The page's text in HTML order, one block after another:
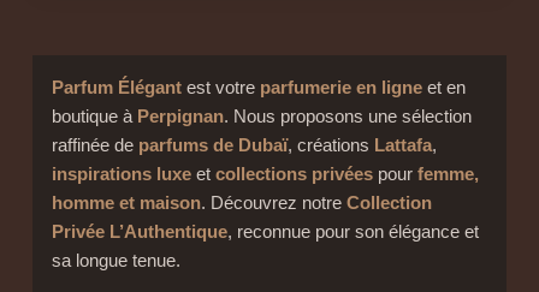
Parfum Élégantest votre parfumerie en ligneet en
boutique à Perpignan. Nous proposons une sélection
raffinée de parfums de Dubaï, créations Lattafa,
inspirations luxeet collections privéespour femme,
homme et maison. Découvrez notre Collection
Privée L’Authentique, reconnue pour son élégance et
sa longue tenue.